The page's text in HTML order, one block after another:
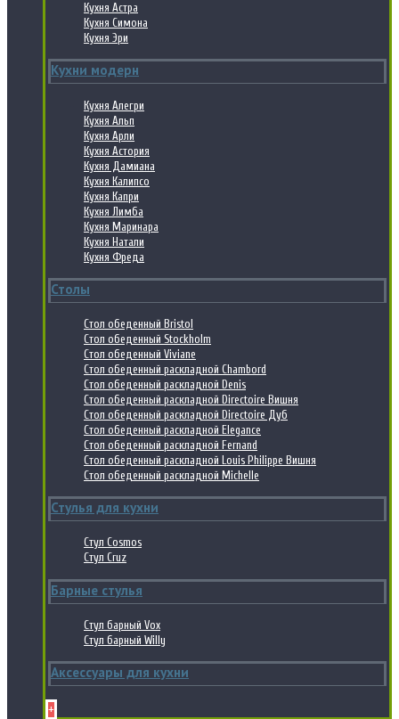
Кухня Астра
Кухня Симона
Кухня Эри
Кухни модерн
Кухня Алегри
Кухня Альп
Кухня Арли
Кухня Астория
Кухня Дамиана
Кухня Калипсо
Кухня Капри
Кухня Лимба
Кухня Маринара
Кухня Натали
Кухня Фреда
Столы
Стол обеденный Bristol
Стол обеденный Stockholm
Стол обеденный Viviane
Стол обеденный раскладной Chambord
Стол обеденный раскладной Denis
Стол обеденный раскладной Directoire Вишня
Стол обеденный раскладной Directoire Дуб
Стол обеденный раскладной Elegance
Стол обеденный раскладной Fernand
Стол обеденный раскладной Louis Philippe Вишня
Стол обеденный раскладной Michelle
Стулья для кухни
Стул Cosmos
Стул Cruz
Барные стулья
Стул барный Vox
Стул барный Willy
Аксессуары для кухни
+